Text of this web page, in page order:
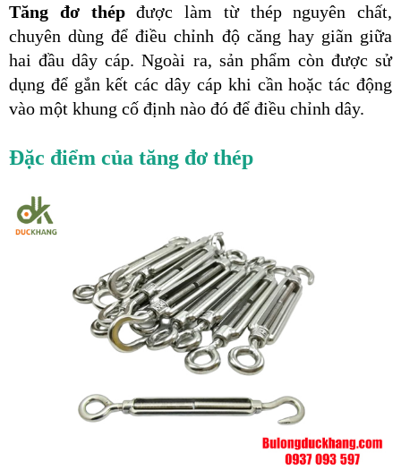
Tăng đơ thép được làm từ thép nguyên chất,
chuyên dùng để điều chỉnh độ căng hay giãn giữa
hai đầu dây cáp. Ngoài ra, sản phẩm còn được sử
dụng để gắn kết các dây cáp khi cần hoặc tác động
vào một khung cố định nào đó để điều chỉnh dây.
Đặc điểm của tăng đơ thép